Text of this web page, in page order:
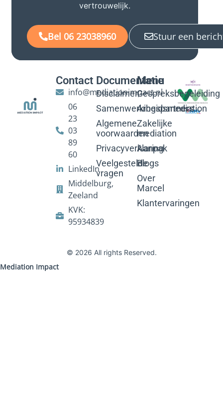
vertrouwelijk.
Bel 06 23038960 Stuur een
Contact
info@mediationimpact.nl
06
23
03
89
60
LinkedIn
Middelburg,
Zeeland
KVK:
95934839
Documentatie
Disclaimer
Samenwerkingspartners
Algemene
voorwaarden
Privacyverklaring
Veelgestelde
vragen
Menu
Gespreksbegeleiding
Arbeidsmediation
Zakelijke
mediation
Aanpak
Blogs
Over
Marcel
Klantervaringen
© 2026 All rights Reserved.
Mediation Impact